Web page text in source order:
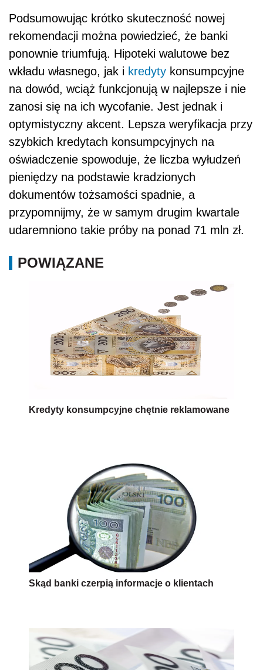
Podsumowując krótko skuteczność nowej
rekomendacji można powiedzieć, że banki
ponownie triumfują. Hipoteki walutowe bez
wkładu własnego, jak i kredyty konsumpcyjne
na dowód, wciąż funkcjonują w najlepsze i nie
zanosi się na ich wycofanie. Jest jednak i
optymistyczny akcent. Lepsza weryfikacja przy
szybkich kredytach konsumpcyjnych na
oświadczenie spowoduje, że liczba wyłudzeń
pieniędzy na podstawie kradzionych
dokumentów tożsamości spadnie, a
przypomnijmy, że w samym drugim kwartale
udaremniono takie próby na ponad 71 mln zł.
POWIĄZANE
Kredyty konsumpcyjne chętnie reklamowane
Skąd banki czerpią informacje o klientach